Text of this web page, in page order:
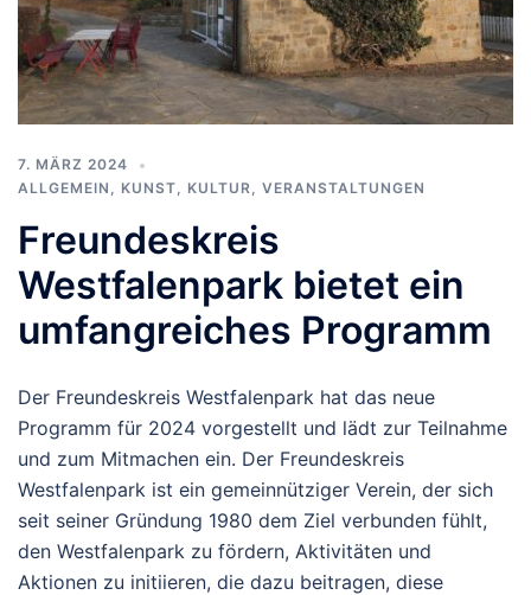
7. MÄRZ 2024
ALLGEMEIN , KUNST, KULTUR, VERANSTALTUNGEN
Freundeskreis
Westfalenpark bietet ein
umfangreiches Programm
Der Freundeskreis Westfalenpark hat das neue
Programm für 2024 vorgestellt und lädt zur Teilnahme
und zum Mitmachen ein. Der Freundeskreis
Westfalenpark ist ein gemeinnütziger Verein, der sich
seit seiner Gründung 1980 dem Ziel verbunden fühlt,
den Westfalenpark zu fördern, Aktivitäten und
Aktionen zu initiieren, die dazu beitragen, diese